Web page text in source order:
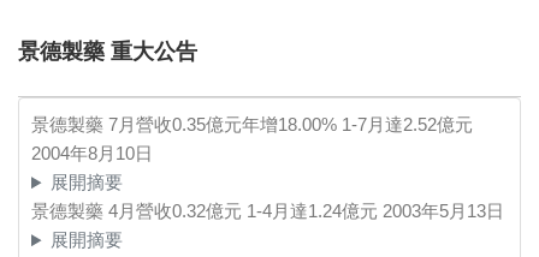
景德製藥 重大公告
景德製藥 7月營收0.35億元年增18.00% 1-7月達2.52億元
2004年8月10日
展開摘要
景德製藥 4月營收0.32億元 1-4月達1.24億元 2003年5月13日
展開摘要